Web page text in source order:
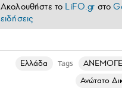
Ακολουθήστε το LiFO.gr στο
ειδήσεις
Ελλάδα Tags
Ανώτατο